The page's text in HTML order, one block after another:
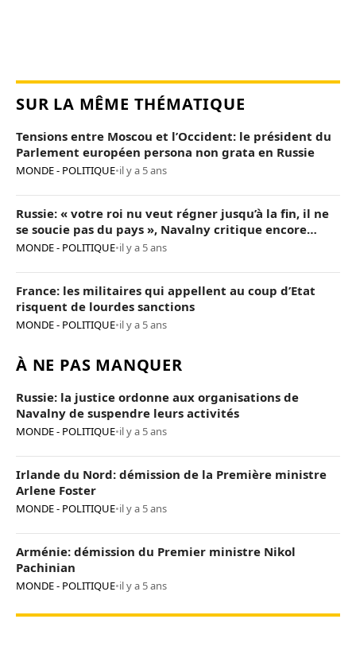
SUR LA MÊME THÉMATIQUE
Tensions entre Moscou et l’Occident: le président du
Parlement européen persona non grata en Russie
MONDE - POLITIQUE•il y a 5 ans
Russie: « votre roi nu veut régner jusqu’à la fin, il ne
se soucie pas du pays », Navalny critique encore
Poutine
MONDE - POLITIQUE•il y a 5 ans
France: les militaires qui appellent au coup d’Etat
risquent de lourdes sanctions
MONDE - POLITIQUE•il y a 5 ans
À NE PAS MANQUER
Russie: la justice ordonne aux organisations de
Navalny de suspendre leurs activités
MONDE - POLITIQUE•il y a 5 ans
Irlande du Nord: démission de la Première ministre
Arlene Foster
MONDE - POLITIQUE•il y a 5 ans
Arménie: démission du Premier ministre Nikol
Pachinian
MONDE - POLITIQUE•il y a 5 ans